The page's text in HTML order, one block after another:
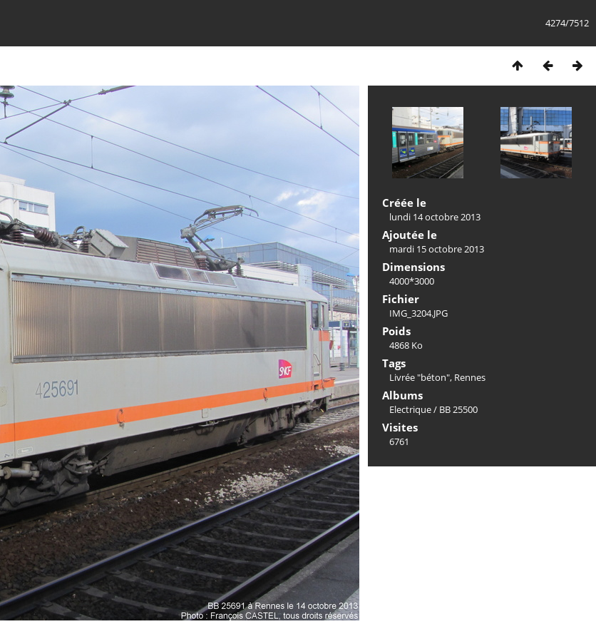
4274/7512
Créée le
lundi 14 octobre 2013
Ajoutée le
mardi 15 octobre 2013
Dimensions
4000*3000
Fichier
IMG_3204.JPG
Poids
4868 Ko
Tags
Livrée "béton", Rennes
Albums
Electrique/ BB 25500
Visites
6761